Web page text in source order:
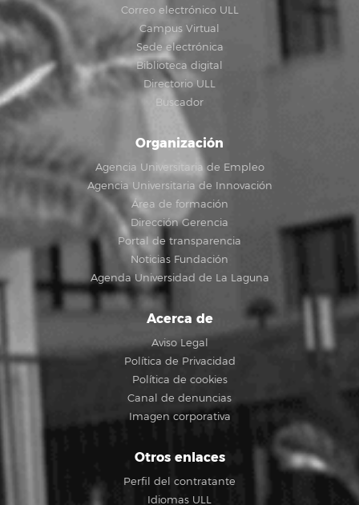
Correo electrónico ULL
Campus Virtual
Sede electrónica
Biblioteca digital
Directorio ULL
Buscador
Organización
Agencia Universitaria de Empleo
Agencia Universitaria de Innovación
Área de formación
Dirección Gerencia
Portal de transparencia
Noticias Fundación
Agenda Universidad de La Laguna
Acerca de
Aviso Legal
Política de Privacidad
Política de cookies
Canal de denuncias
Imagen corporativa
Otros enlaces
Perfil del contratante
Idiomas ULL